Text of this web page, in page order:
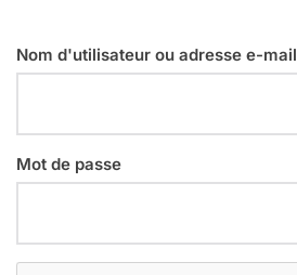
Nom d'utilisateur ou adresse e-mail
Mot de passe